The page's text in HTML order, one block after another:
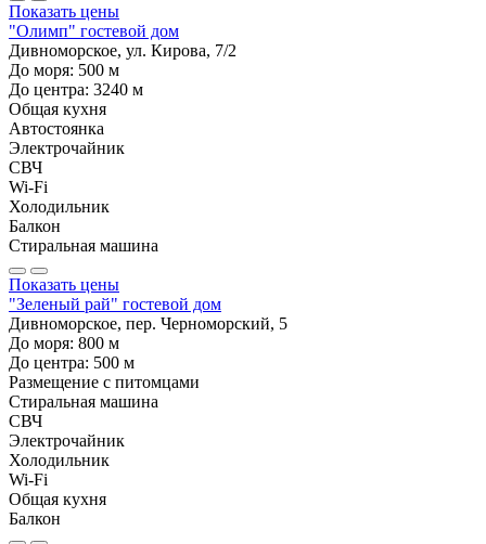
Показать цены
"Олимп" гостевой дом
Дивноморское, ул. Кирова, 7/2
До моря: 500 м
До центра: 3240 м
Общая кухня
Автостоянка
Электрочайник
СВЧ
Wi-Fi
Холодильник
Балкон
Стиральная машина
Показать цены
"Зеленый рай" гостевой дом
Дивноморское, пер. Черноморский, 5
До моря: 800 м
До центра: 500 м
Размещение с питомцами
Стиральная машина
СВЧ
Электрочайник
Холодильник
Wi-Fi
Общая кухня
Балкон